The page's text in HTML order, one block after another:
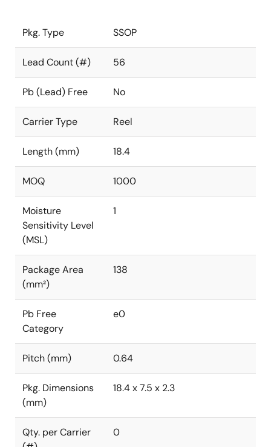
Pkg. Type SSOP
Lead Count (#) 56
Pb (Lead) Free No
Carrier Type Reel
Length (mm) 18.4
MOQ 1000
Moisture
Sensitivity Level
(MSL)
1
Package Area
(mm²)
138
Pb Free
Category
e0
Pitch (mm) 0.64
Pkg. Dimensions
(mm)
18.4 x 7.5 x 2.3
Qty. per Carrier
0